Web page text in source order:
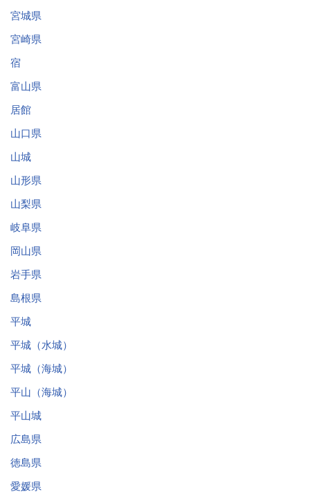
宮城県
宮崎県
宿
富山県
居館
山口県
山城
山形県
山梨県
岐阜県
岡山県
岩手県
島根県
平城
平城（水城）
平城（海城）
平山（海城）
平山城
広島県
徳島県
愛媛県